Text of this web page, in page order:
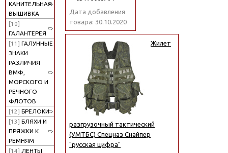
КАНИТЕЛЬНАЯ
ВЫШИВКА
[10]
ГАЛАНТЕРЕЯ
[11] ГАЛУННЫЕ
ЗНАКИ
РАЗЛИЧИЯ
ВМФ,
МОРСКОГО И
РЕЧНОГО
ФЛОТОВ
[12] БРЕЛОКИ
[13] БЛЯХИ И
ПРЯЖКИ К
РЕМНЯМ
[14] ЛЕНТЫ
Дата добавления
товара: 30.10.2020
Жилет
разгрузочный тактический
(УМТБС) Спецназ Снайпер
"русская цифра"